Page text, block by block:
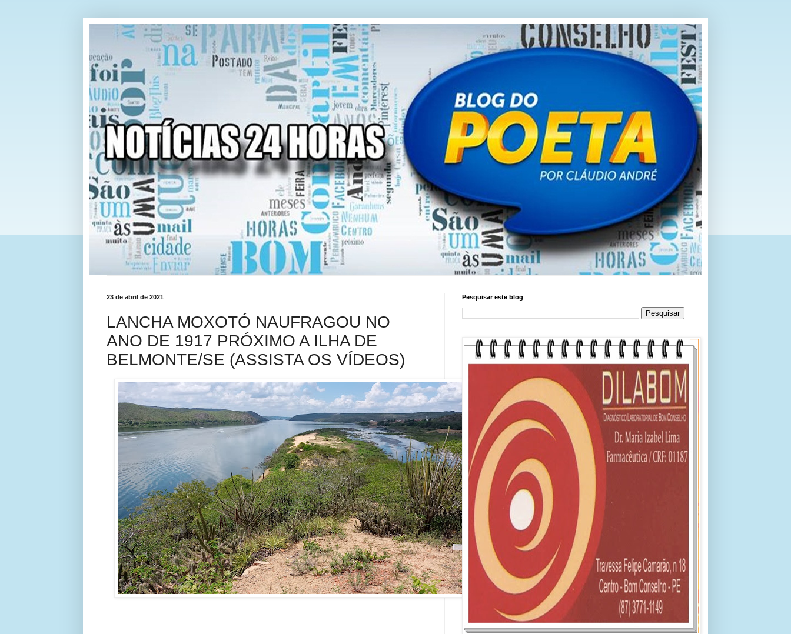
23 de abril de 2021
LANCHA MOXOTÓ NAUFRAGOU NO
ANO DE 1917 PRÓXIMO A ILHA DE
BELMONTE/SE (ASSISTA OS VÍDEOS)
Pesquisar este blog